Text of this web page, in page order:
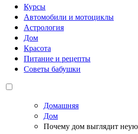
Курсы
Автомобили и мотоциклы
Астрология
Дом
Красота
Питание и рецепты
Советы бабушки
Домашняя
Дом
Почему дом выглядит